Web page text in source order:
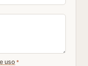
uso *